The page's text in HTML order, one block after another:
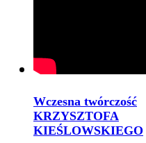
Wczesna twórczość
KRZYSZTOFA
KIEŚLOWSKIEGO